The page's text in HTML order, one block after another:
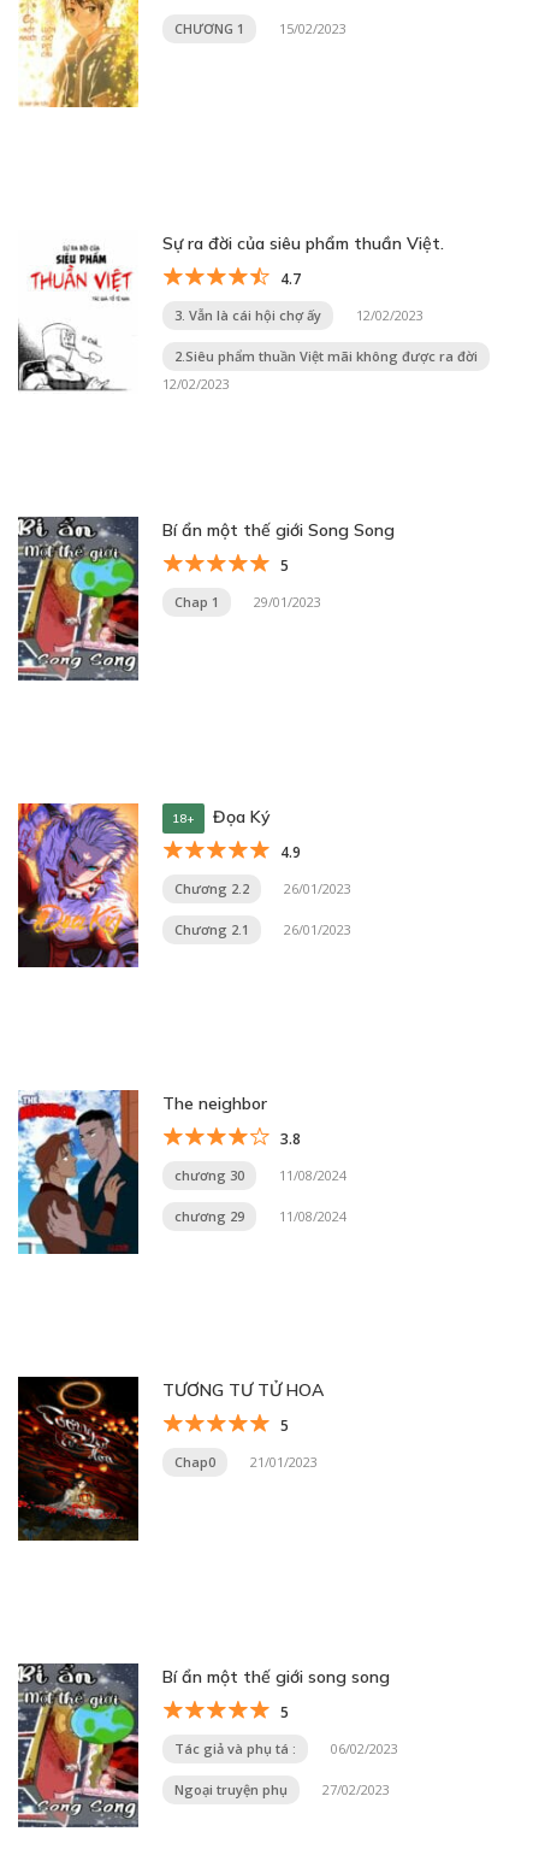
CHƯƠNG 1 15/02/2023
Sự ra đời của siêu phẩm thuần Việt.
4.7
3. Vẫn là cái hội chợ ấy 12/02/2023
2.Siêu phẩm thuần Việt mãi không được ra đời
12/02/2023
Bí ẩn một thế giới Song Song
5
Chap 1 29/01/2023
18+ Đọa Ký
4.9
Chương 2.2 26/01/2023
Chương 2.1 26/01/2023
The neighbor
3.8
chương 30 11/08/2024
chương 29 11/08/2024
TƯƠNG TƯ TỬ HOA
5
Chap0 21/01/2023
Bí ẩn một thế giới song song
5
Tác giả và phụ tá : 06/02/2023
Ngoại truyện phụ 27/02/2023